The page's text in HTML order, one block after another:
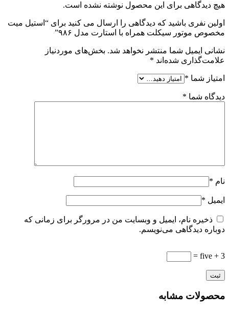
هیچ دیدگاهی برای این محصول نوشته نشده است.
اولین نفری باشید که دیدگاهی را ارسال می کنید برای “استیل میت
مخصوص موتور سیکلت همراه با استارت مدل ۹۸۶”
نشانی ایمیل شما منتشر نخواهد شد. بخش‌های موردنیاز
علامت‌گذاری شده‌اند *
امتیاز شما *
دیدگاه شما *
نام *
ایمیل *
ذخیره نام، ایمیل و وبسایت من در مرورگر برای زمانی که
دوباره دیدگاهی می‌نویسم.
3 + five =
محصولات مشابه